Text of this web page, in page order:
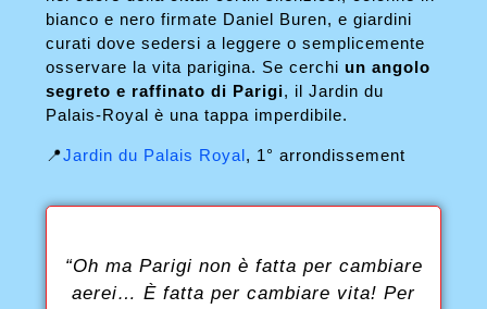
bianco e nero firmate Daniel Buren, e giardini
curati dove sedersi a leggere o semplicemente
osservare la vita parigina. Se cerchi un angolo
segreto e raffinato di Parigi, il Jardin du
Palais-Royal è una tappa imperdibile.
📍Jardin du Palais Royal, 1° arrondissement
“Oh ma Parigi non è fatta per cambiare
aerei… È fatta per cambiare vita! Per